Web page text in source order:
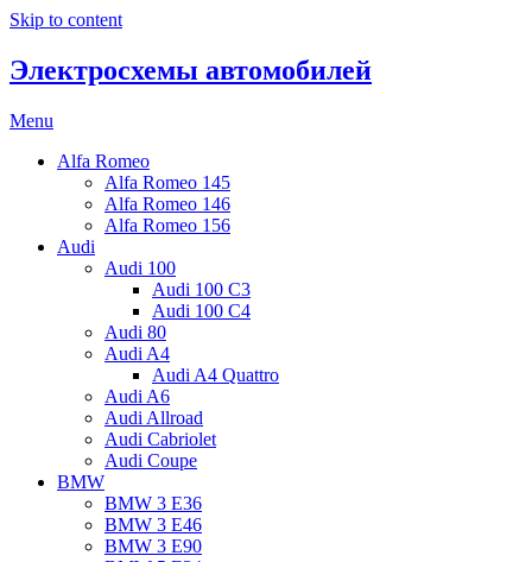
Skip to content
Электросхемы автомобилей
Menu
Alfa Romeo
Alfa Romeo 145
Alfa Romeo 146
Alfa Romeo 156
Audi
Audi 100
Audi 100 C3
Audi 100 C4
Audi 80
Audi A4
Audi A4 Quattro
Audi A6
Audi Allroad
Audi Cabriolet
Audi Coupe
BMW
BMW 3 E36
BMW 3 E46
BMW 3 E90